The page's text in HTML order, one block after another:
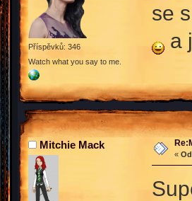
Příspěvků: 346
Watch what you say to me.
se
a
Mitchie Mack
«